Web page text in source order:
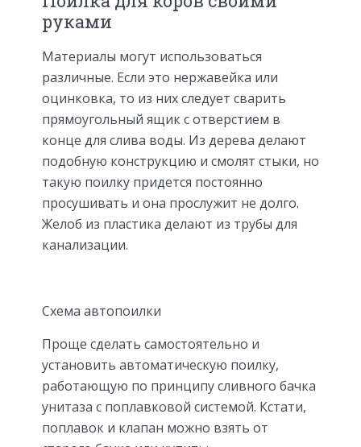
руками
Материалы могут использоваться
различные. Если это нержавейка или
оцинковка, то из них следует сварить
прямоугольный ящик с отверстием в
конце для слива воды. Из дерева делают
подобную конструкцию и смолят стыки, но
такую поилку придется постоянно
просушивать и она прослужит не долго.
Желоб из пластика делают из трубы для
канализации.
Схема автопоилки
Проще сделать самостоятельно и
установить автоматическую поилку,
работающую по принципу сливного бачка
унитаза с поплавковой системой. Кстати,
поплавок и клапан можно взять от